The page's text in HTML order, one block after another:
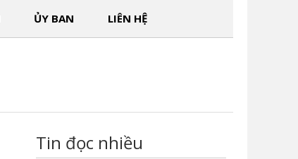
ỦY BAN LIÊN HỆ
Tin đọc nhiều